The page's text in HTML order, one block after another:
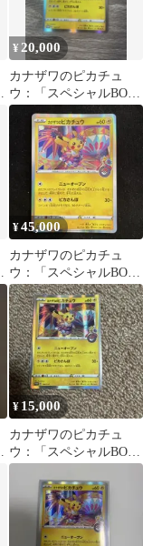
¥ 20,000
カナザワのピカチュ
ウ：「スペシャルBOX
ポケモンセンターカナ
ザワオープン記念…
¥45,000
カナザワのピカチュ
ウ：「スペシャルBOX
ポケモンセンターカナ
ザワオープン記念…
¥ 15,000
カナザワのピカチュ
ウ：「スペシャルBOX
ポケモンセンターカナ
ザワオープン記念…